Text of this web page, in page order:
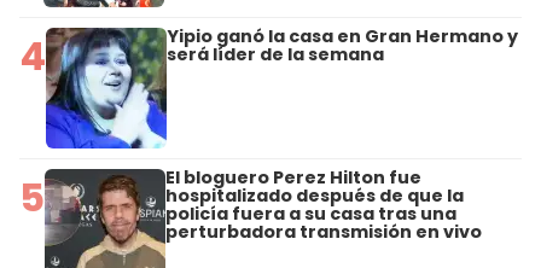
4 Yipio ganó la casa en Gran Hermano y
será líder de la semana
5 El bloguero Perez Hilton fue
hospitalizado después de que la
policía fuera a su casa tras una
perturbadora transmisión en vivo